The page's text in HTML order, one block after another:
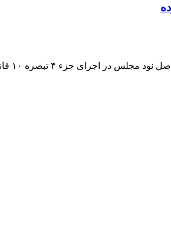
بودجه سال ۱۴۰۲ گفت: براساس این بند قا...